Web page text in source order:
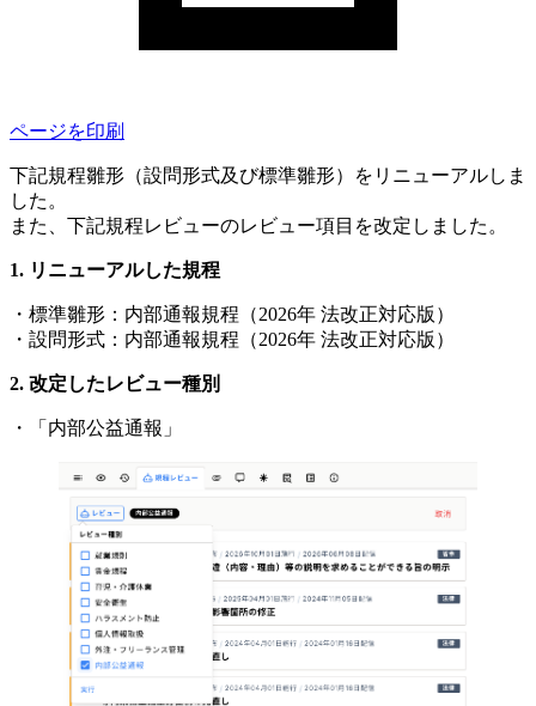
ページを印刷
下記規程雛形（設問形式及び標準雛形）をリニューアルしま
した。
また、下記規程レビューのレビュー項目を改定しました。
リニューアルした規程
・標準雛形：内部通報規程（2026年 法改正対応版）
・設問形式：内部通報規程（2026年 法改正対応版）
改定したレビュー種別
・「内部公益通報」